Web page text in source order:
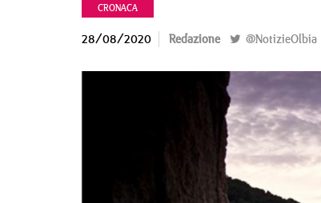
CRONACA
28/08/2020 Redazione @NotizieOlbia